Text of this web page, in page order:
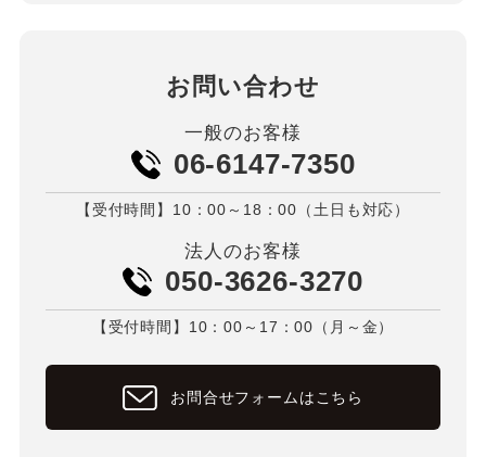
お問い合わせ
一般のお客様
06-6147-7350
【受付時間】10：00～18：00（土日も対応）
法人のお客様
050-3626-3270
【受付時間】10：00～17：00（月～金）
お問合せフォームはこちら